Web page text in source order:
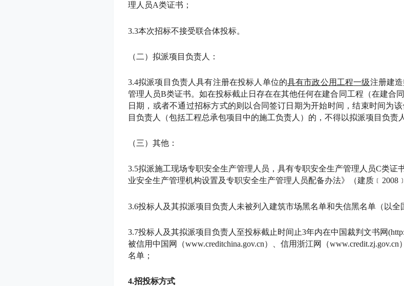
理人员A类证书；
3.3本次招标不接受联合体投标。
（二）拟派项目负责人：
3.4拟派项目负责人具有注册在投标人单位的具有市政公用工程一级注册建
管理人员B类证书。如在投标截止日存在在其他任何在建合同工程（在建合
日期，或者不通过招标方式的则以合同签订日期为开始时间，结束时间为
目负责人（包括工程总承包项目中的施工负责人）的，不得以拟派项目负责
（三）其他：
3.5拟派施工现场专职安全生产管理人员，具有专职安全生产管理人员C类证
业安全生产管理机构设置及专职安全生产管理人员配备办法》（建质
3.6投标人及其拟派项目负责人未被列入建筑市场黑名单和失信黑名单（以全
3.7投标人及其拟派项目负责人至投标截止时间止3年内在中国裁判文书网
被信用中国网
（www.creditchina.gov.cn）、信用浙江网（
名单；
4.招投标方式